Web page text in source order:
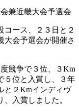
兼近畿大会予選会
コース、２３日と２
大会予選会が開催さ
競争で３位、３Km
５位と入賞し、３年
と２Kmインディヴ
入賞しました。